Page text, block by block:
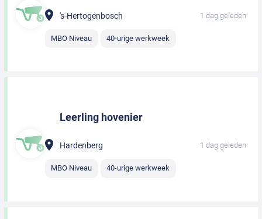
's-Hertogenbosch 1 dag geleden
MBO Niveau 40-urige werkweek
Leerling hovenier
Hardenberg 1 dag geleden
MBO Niveau 40-urige werkweek